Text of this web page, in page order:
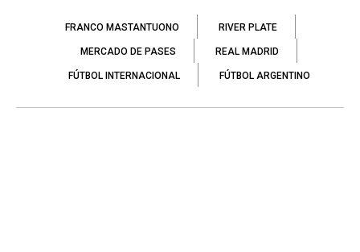
FRANCO MASTANTUONO RIVER PLATE
MERCADO DE PASES REAL MADRID
FÚTBOL INTERNACIONAL FÚTBOL ARGENTINO